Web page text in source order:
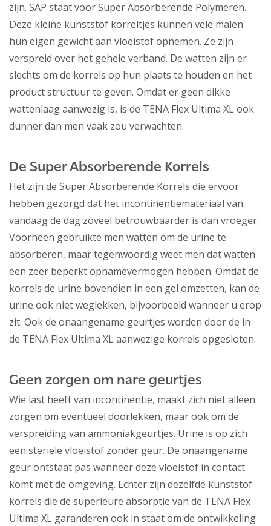
zijn. SAP staat voor Super Absorberende Polymeren.
Deze kleine kunststof korreltjes kunnen vele malen
hun eigen gewicht aan vloeistof opnemen. Ze zijn
verspreid over het gehele verband. De watten zijn er
slechts om de korrels op hun plaats te houden en het
product structuur te geven. Omdat er geen dikke
wattenlaag aanwezig is, is de TENA Flex Ultima XL ook
dunner dan men vaak zou verwachten.
De Super Absorberende Korrels
Het zijn de Super Absorberende Korrels die ervoor
hebben gezorgd dat het incontinentiemateriaal van
vandaag de dag zoveel betrouwbaarder is dan vroeger.
Voorheen gebruikte men watten om de urine te
absorberen, maar tegenwoordig weet men dat watten
een zeer beperkt opnamevermogen hebben. Omdat de
korrels de urine bovendien in een gel omzetten, kan de
urine ook niet weglekken, bijvoorbeeld wanneer u erop
zit. Ook de onaangename geurtjes worden door de in
de TENA Flex Ultima XL aanwezige korrels opgesloten.
Geen zorgen om nare geurtjes
Wie last heeft van incontinentie, maakt zich niet alleen
zorgen om eventueel doorlekken, maar ook om de
verspreiding van ammoniakgeurtjes. Urine is op zich
een steriele vloeistof zonder geur. De onaangename
geur ontstaat pas wanneer deze vloeistof in contact
komt met de omgeving. Echter zijn dezelfde kunststof
korrels die de superieure absorptie van de TENA Flex
Ultima XL garanderen ook in staat om de ontwikkeling